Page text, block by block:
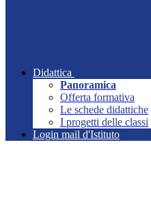
Didattica
Panoramica
Offerta formativa
Le schede didattiche
I progetti delle classi
Login mail d'Istituto